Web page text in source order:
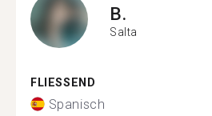
B.
Salta
FLIESSEND
Spanisch